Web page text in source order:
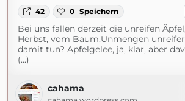
42 0 Speichern
Bei uns fallen derzeit die unreifen
Herbst, vom Baum.Unmengen
damit tun? Apfelgelee, ja, klar, aber
(...)
cahama